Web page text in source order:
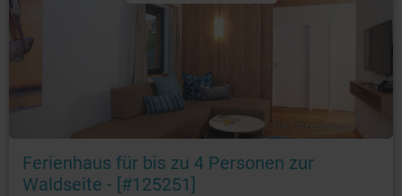
Foto: © booking.com
Ferienhaus für bis zu 4 Personen zur
Waldseite - [#125251]